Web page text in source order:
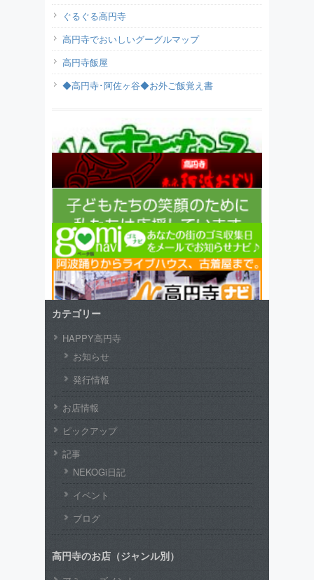
ぐるぐる高円寺
高円寺でおいしいグーグルマップ
高円寺飯屋
◆高円寺･阿佐ヶ谷◆お外ご飯覚え書
カテゴリー
HAPPY高円寺
お知らせ
発行情報
お店情報
ピックアップ
記事
NEKOGi日記
イベント
ブログ
高円寺のお店（ジャンル別）